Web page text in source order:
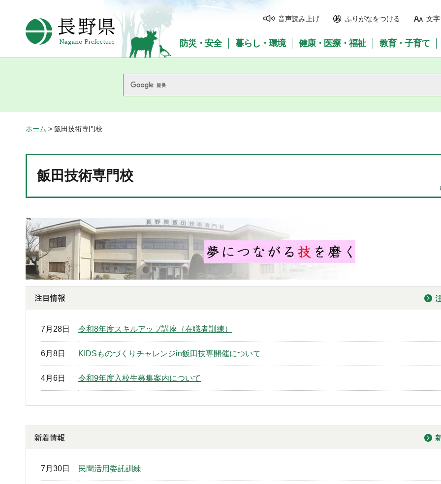
長野県Nagano Prefecture
音声読み上げ ふりがなをつける 文
防災・安全 暮らし・環境 健康・医療・福祉 教育・子育て
ホーム > 飯田技術専門校
飯田技術専門校
7月28日 令和8年度スキルアップ講座（在職者訓練）
6月8日 KIDSものづくりチャレンジin飯田技専開催について
4月6日 令和9年度入校生募集案内について
7月30日 民間活用委託訓練